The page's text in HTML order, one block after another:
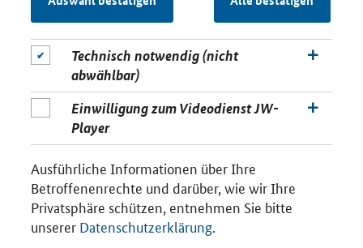
Technisch notwendig (nicht
abwählbar)
Einwilligung zum Videodienst JW-
Player
Ausführliche Informationen über Ihre
Betroffenenrechte und darüber, wie wir Ihre
Privatsphäre schützen, entnehmen Sie bitte
unserer Datenschutzerklärung.